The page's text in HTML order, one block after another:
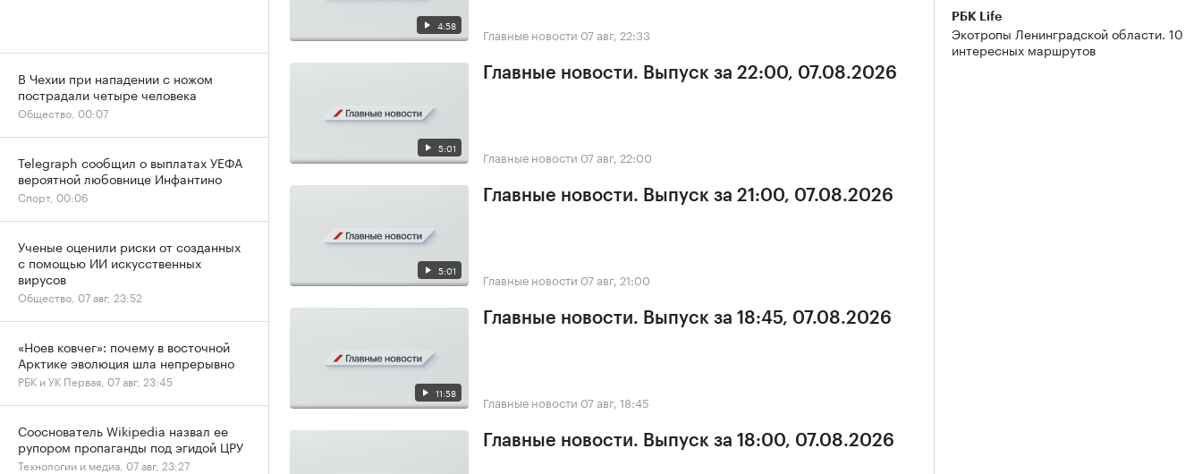
4:58 Главные новости 07 авг, 22:33
5:01
Главные новости. Выпуск за 22:00, 07.08.2026
Главные новости 07 авг, 22:00
5:01
Главные новости. Выпуск за 21:00, 07.08.2026
Главные новости 07 авг, 21:00
11:58
Главные новости. Выпуск за 18:45, 07.08.2026
Главные новости 07 авг, 18:45
Главные новости. Выпуск за 18:00, 07.08.2026
РБК Life
Экотропы Ленинградской области. 10
интересных маршрутов
В Чехии при нападении с ножом
пострадали четыре человека
Общество, 00:07
Telegraph сообщил о выплатах УЕФА
вероятной любовнице Инфантино
Спорт, 00:06
Ученые оценили риски от созданных
с помощью ИИ искусственных
вирусов
Общество, 07 авг, 23:52
«Ноев ковчег»: почему в восточной
Арктике эволюция шла непрерывно
РБК и УК Первая, 07 авг, 23:45
Сооснователь Wikipedia назвал ее
рупором пропаганды под эгидой ЦРУ
Технологии и медиа, 07 авг, 23:27